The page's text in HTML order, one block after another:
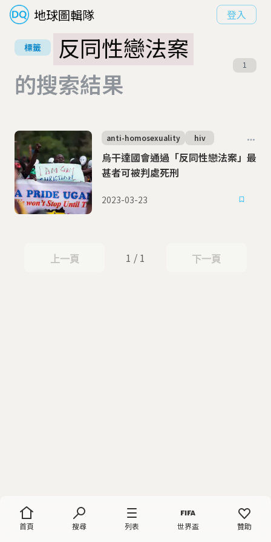
地球圖輯隊 登入
首頁 搜尋 列表 世界盃 贊助
標籤
反同性戀法案
的搜索結果
1
烏干達國會通過「反同性戀法案」最
甚者可被判處死刑
anti-homosexuality hiv
2023-03-23
上一頁
上一頁 1 / 1 下一頁
下一頁